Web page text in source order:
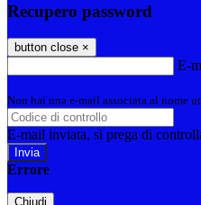
Recupero password
button close ×
E-
Non hai una e-mail associata al nome
E-mail inviata, si prega di
Errore
Chiudi